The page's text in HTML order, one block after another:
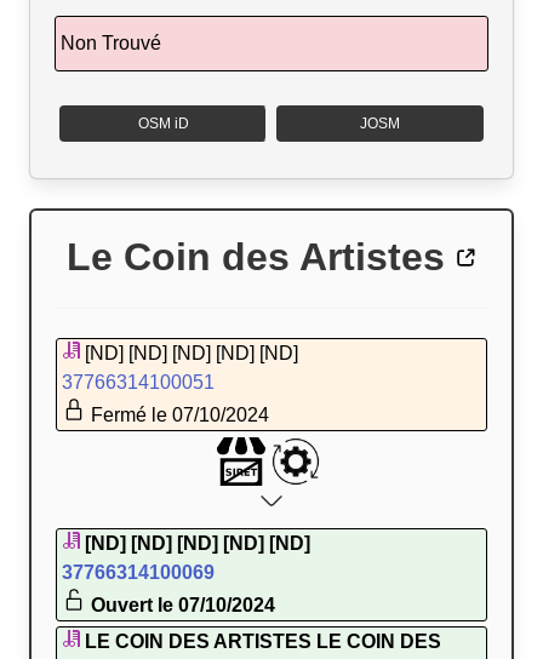
Non Trouvé
OSM iD JOSM
Le Coin des Artistes
[ND] [ND] [ND] [ND] [ND]
37766314100051
Fermé le 07/10/2024
[ND] [ND] [ND] [ND] [ND]
37766314100069
Ouvert le 07/10/2024
LE COIN DES ARTISTES LE COIN DES